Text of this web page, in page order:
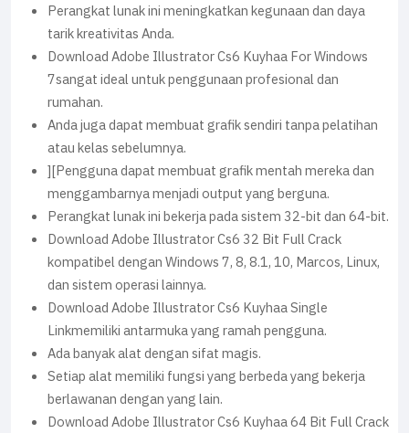
Perangkat lunak ini meningkatkan kegunaan dan daya
tarik kreativitas Anda.
Download Adobe Illustrator Cs6 Kuyhaa For Windows
7sangat ideal untuk penggunaan profesional dan
rumahan.
Anda juga dapat membuat grafik sendiri tanpa pelatihan
atau kelas sebelumnya.
][Pengguna dapat membuat grafik mentah mereka dan
menggambarnya menjadi output yang berguna.
Perangkat lunak ini bekerja pada sistem 32-bit dan 64-bit.
Download Adobe Illustrator Cs6 32 Bit Full Crack
kompatibel dengan Windows 7, 8, 8.1, 10, Marcos, Linux,
dan sistem operasi lainnya.
Download Adobe Illustrator Cs6 Kuyhaa Single
Linkmemiliki antarmuka yang ramah pengguna.
Ada banyak alat dengan sifat magis.
Setiap alat memiliki fungsi yang berbeda yang bekerja
berlawanan dengan yang lain.
Download Adobe Illustrator Cs6 Kuyhaa 64 Bit Full Crack